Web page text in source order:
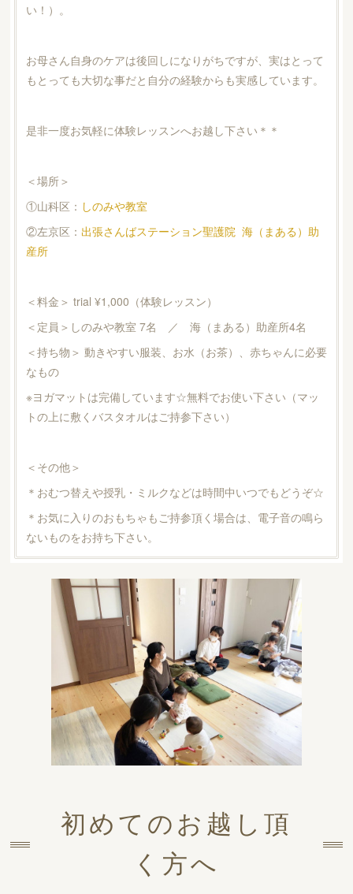
い！）。
お母さん自身のケアは後回しになりがちですが、実はとって
もとっても大切な事だと自分の経験からも実感しています。
是非一度お気軽に体験レッスンへお越し下さい＊＊
＜場所＞
①山科区： しのみや教室
②左京区： 出張さんばステーション聖護院 海（まある）助
産所
＜料金＞ trial ¥1,000（体験レッスン）
＜定員＞しのみや教室 7名 ／ 海（まある）助産所4名
＜持ち物＞ 動きやすい服装、お水（お茶）、赤ちゃんに必要
なもの
※ヨガマットは完備しています☆無料でお使い下さい（マッ
トの上に敷くバスタオルはご持参下さい）
＜その他＞
＊おむつ替えや授乳・ミルクなどは時間中いつでもどうぞ☆
＊お気に入りのおもちゃもご持参頂く場合は、電子音の鳴ら
ないものをお持ち下さい。
初めてのお越し頂
く方へ